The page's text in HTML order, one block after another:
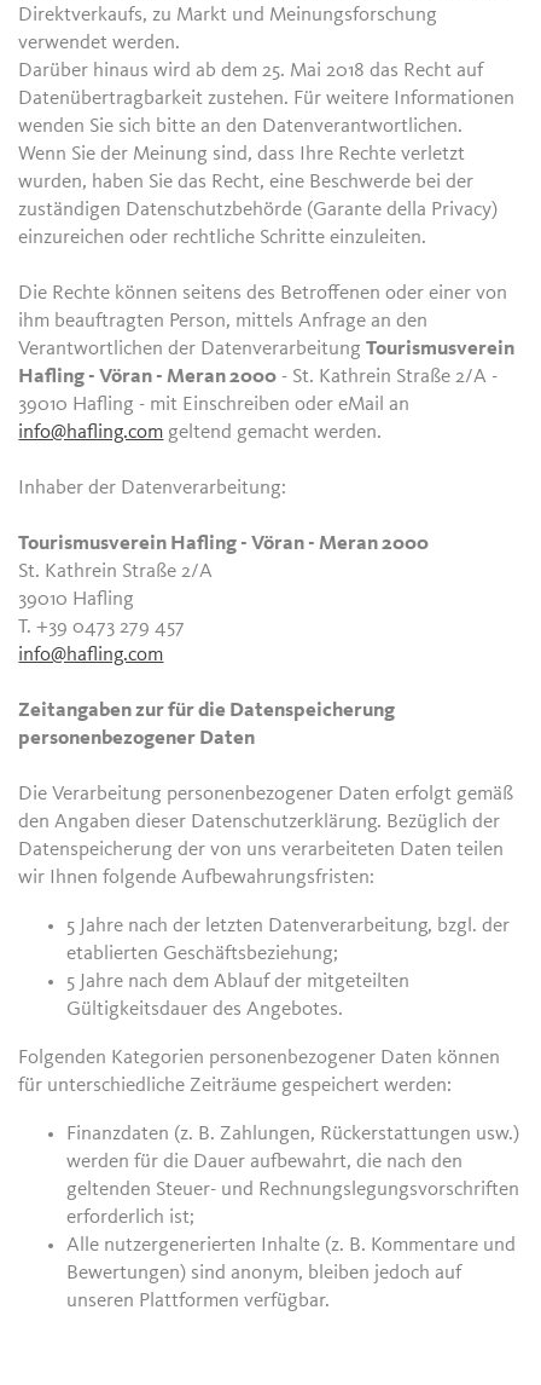
Direktverkaufs, zu Markt und Meinungsforschung
verwendet werden.
Darüber hinaus wird ab dem 25. Mai 2018 das Recht auf
Datenübertragbarkeit zustehen. Für weitere Informationen
wenden Sie sich bitte an den Datenverantwortlichen.
Wenn Sie der Meinung sind, dass Ihre Rechte verletzt
wurden, haben Sie das Recht, eine Beschwerde bei der
zuständigen Datenschutzbehörde (Garante della Privacy)
einzureichen oder rechtliche Schritte einzuleiten.
Die Rechte können seitens des Betroffenen oder einer von
ihm beauftragten Person, mittels Anfrage an den
Verantwortlichen der DatenverarbeitungTourismusverein
Hafling - Vöran - Meran 2000 - St. Kathrein Straße 2/A -
39010 Hafling - mit Einschreiben oder eMail an
info@hafling.com geltend gemacht werden.
Inhaber der Datenverarbeitung:
Tourismusverein Hafling - Vöran - Meran 2000
St. Kathrein Straße 2/A
39010 Hafling
T. +39 0473 279 457
info@hafling.com
Zeitangaben zur für die Datenspeicherung
personenbezogener Daten
Die Verarbeitung personenbezogener Daten erfolgt gemäß
den Angaben dieser Datenschutzerklärung. Bezüglich der
Datenspeicherung der von uns verarbeiteten Daten teilen
wir Ihnen folgende Aufbewahrungsfristen:
5 Jahre nach der letzten Datenverarbeitung, bzgl. der
etablierten Geschäftsbeziehung;
5 Jahre nach dem Ablauf der mitgeteilten
Gültigkeitsdauer des Angebotes.
Folgenden Kategorien personenbezogener Daten können
für unterschiedliche Zeiträume gespeichert werden:
Finanzdaten (z. B. Zahlungen, Rückerstattungen usw.)
werden für die Dauer aufbewahrt, die nach den
geltenden Steuer- und Rechnungslegungsvorschriften
erforderlich ist;
Alle nutzergenerierten Inhalte (z. B. Kommentare und
Bewertungen) sind anonym, bleiben jedoch auf
unseren Plattformen verfügbar.